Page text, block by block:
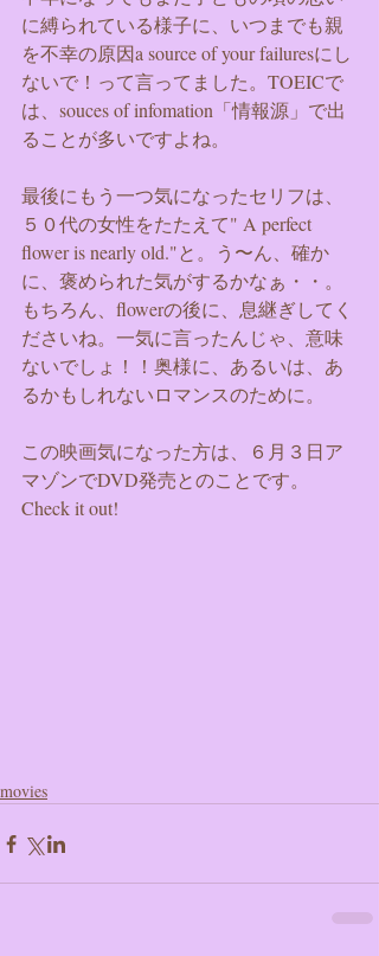
に縛られている様子に、いつまでも親
を不幸の原因a source of your failuresにし
ないで！って言ってました。TOEICで
は、souces of infomation「情報源」で出
ることが多いですよね。
最後にもう一つ気になったセリフは、
５０代の女性をたたえて" A perfect
flower is nearly old."と。う〜ん、確か
に、褒められた気がするかなぁ・・。
もちろん、flowerの後に、息継ぎしてく
ださいね。一気に言ったんじゃ、意味
ないでしょ！！奥様に、あるいは、あ
るかもしれないロマンスのために。
この映画気になった方は、６月３日ア
マゾンでDVD発売とのことです。
Check it out!
movies